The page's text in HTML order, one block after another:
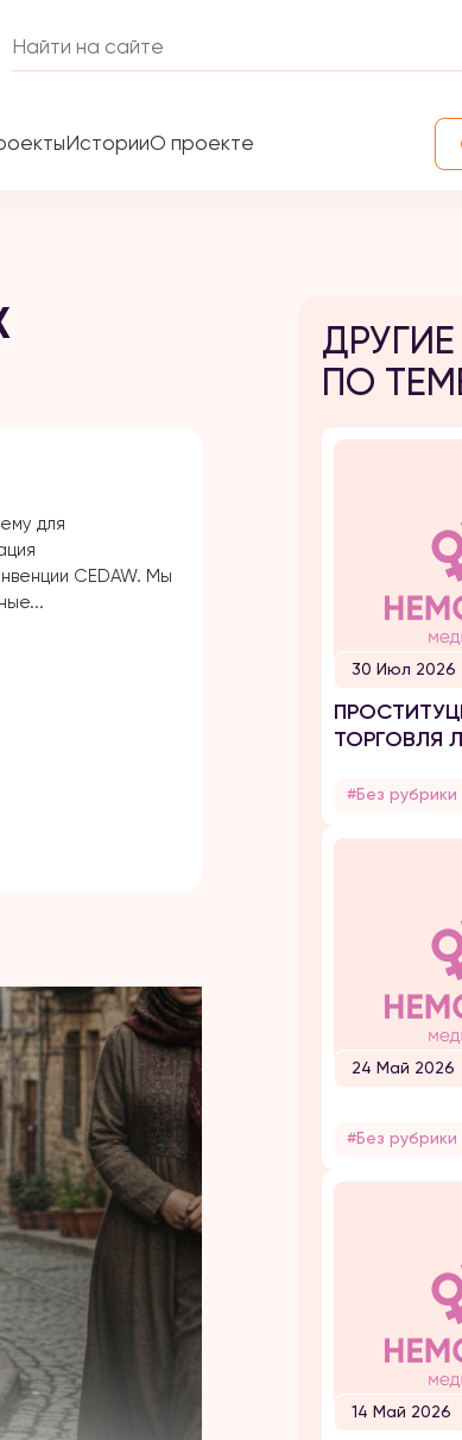
ИсторииО проекте
для
CEDAW. Мы
ПО
30 Июл 2026
ТОРГОВЛЯ
#Без рубрики
24 Май 2026
#Без рубрики
14 Май 2026